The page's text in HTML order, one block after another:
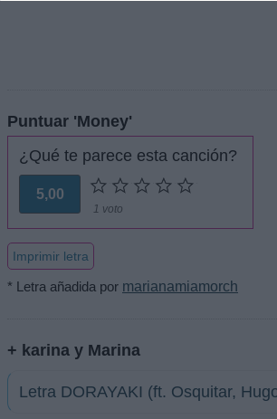
Puntuar 'Money'
¿Qué te parece esta canción?
5,00
1 voto
Imprimir letra
* Letra añadida por marianamiamorch
+ karina y Marina
Letra DORAYAKI (ft. Osquitar,